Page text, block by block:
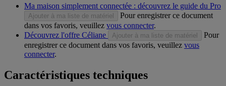
Ma maison simplement connectée : découvrez le guide du Pro
Ajouter à ma liste de matériel
Pour enregistrer ce document
dans vos favoris, veuillez vous connecter.
Découvrez l'offre Céliane
Ajouter à ma liste de matériel
Pour
enregistrer ce document dans vos favoris, veuillez vous
connecter.
Caractéristiques techniques